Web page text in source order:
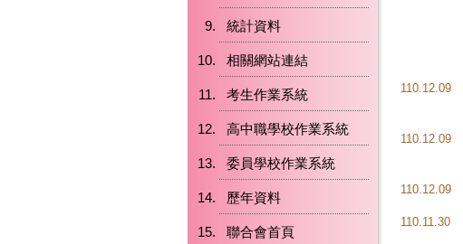
統計資料
相關網站連結
考生作業系統
高中職學校作業系統
委員學校作業系統
歷年資料
聯合會首頁
110.12.09
110.12.09
110.12.09
110.11.30